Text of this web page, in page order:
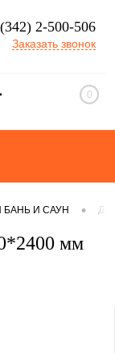
2-500-506
Заказать звонок
0
БАНЬ И САУН •
мм